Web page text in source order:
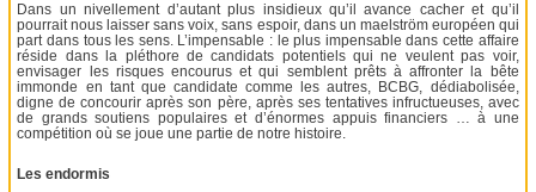
Dans un nivellement d’autant plus insidieux qu’il avance cacher et qu’il
pourrait nous laisser sans voix, sans espoir, dans un maelström européen qui
part dans tous les sens. L’impensable : le plus impensable dans cette affaire
réside dans la pléthore de candidats potentiels qui ne veulent pas voir,
envisager les risques encourus et qui semblent prêts à affronter la bête
immonde en tant que candidate comme les autres, BCBG, dédiabolisée,
digne de concourir après son père, après ses tentatives infructueuses, avec
de grands soutiens populaires et d’énormes appuis financiers … à une
compétition où se joue une partie de notre histoire.
Les endormis